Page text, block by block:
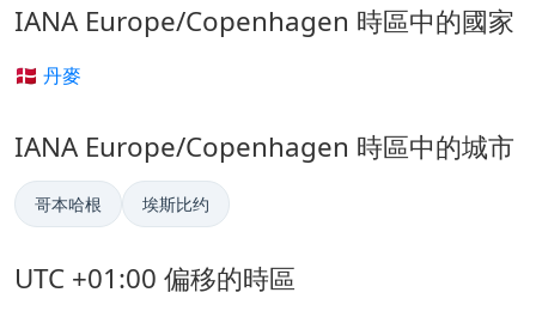
IANA Europe/Copenhagen 時區中的國家
🇩🇰 丹麥
IANA Europe/Copenhagen 時區中的城市
哥本哈根 埃斯比约
UTC +01:00 偏移的時區